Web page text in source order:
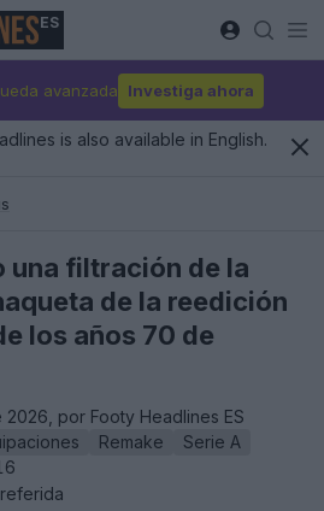
ES
avanzada Investiga ahora
is also available in English.
una filtración de la
de la reedición
los años 70 de
2026, por Footy Headlines ES
Remake
Serie A